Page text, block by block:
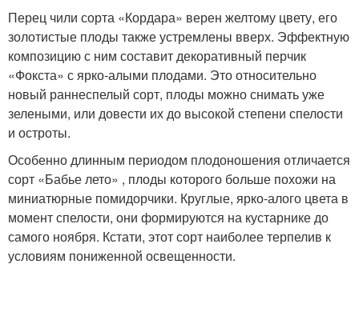
Перец чили сорта «Кордара» верен желтому цвету, его
золотистые плоды также устремлены вверх. Эффектную
композицию с ним составит декоративный перчик
«Фокста» с ярко-алыми плодами. Это относительно
новый раннеспелый сорт, плоды можно снимать уже
зелеными, или довести их до высокой степени спелости
и остроты.
Особенно длинным периодом плодоношения отличается
сорт «Бабье лето» , плоды которого больше похожи на
миниатюрные помидорчики. Круглые, ярко-алого цвета в
момент спелости, они формируются на кустарнике до
самого ноября. Кстати, этот сорт наиболее терпелив к
условиям пониженной освещенности.